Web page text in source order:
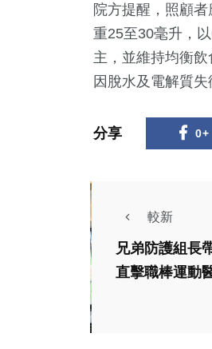
院方提醒，照顧
重25至30毫升，
主，並維持均衡
因脫水及電解質失
分享 0+
較新
兄弟防護組長
直擊職棒運動